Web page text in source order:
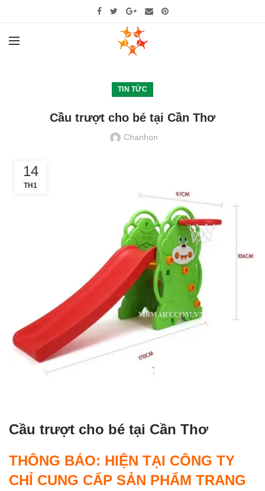
TIN TỨC
Cầu trượt cho bé tại Cần Thơ
Chanhon
14
TH1
Cầu trượt cho bé tại Cần Thơ
THÔNG BÁO: HIỆN TẠI CÔNG TY
CHỈ CUNG CẤP SẢN PHẨM TRANG